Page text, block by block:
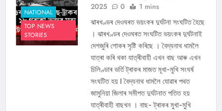
NATIONAL
TOP NEWS
STORIES
2025
0 1 mins
ঝাৰখণ্ডৰ দেওঘৰত ভয়ংকৰ দুৰ্ঘটনা সংঘটিত হৈছে
। ঝাৰখণ্ডৰ দেওঘৰত সংঘটিত ভয়ংকৰ দুৰ্ঘটনাই
দেশজুৰি শোকৰ সৃষ্টি কৰিছে । বৈদ্যনাথ ধামলৈ
যাত্ৰা কৰি থকা যাত্ৰীবাহী এখন বাছ আৰু এখন
চিলিণ্ডাৰ ভৰ্তি ট্ৰাকৰ মাজত মূখা-মুখি সংঘৰ্ষ
সংঘটিত হয় I বৈদ্যনাথ ধামলৈ যোৱাৰ পথত
জামুনিয়া জিলাৰ সমীপত দুৰ্ঘটনাত পতিত হয়
যাত্ৰীবাহী বাছখন । বাছ- ট্ৰাকৰ মুখা-মুখি